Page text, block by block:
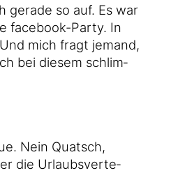
gera­de so auf. Es war
facebook-Party. In
mich fragt jemand,
bei die­sem schlim­
Nein Quatsch,
die Urlaubs­ver­te­